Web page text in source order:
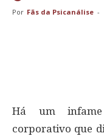
Por Fãs da Psicanálise -
Há um
corporativo que